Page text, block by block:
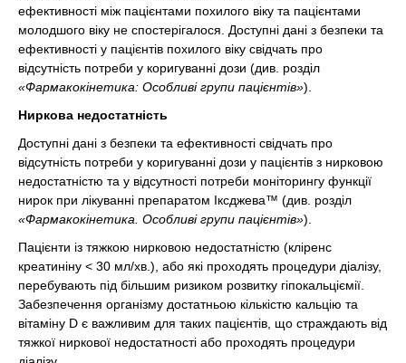
ефективності між пацієнтами похилого віку та пацієнтами
молодшого віку не спостерігалося. Доступні дані з безпеки та
ефективності у пацієнтів похилого віку свідчать про
відсутність потреби у коригуванні дози (див. розділ
«Фармакокінетика: Особливі групи пацієнтів»).
Ниркова недостатність
Доступні дані з безпеки та ефективності свідчать про
відсутність потреби у коригуванні дози у пацієнтів з нирковою
недостатністю та у відсутності потреби моніторингу функції
нирок при лікуванні препаратом Іксджева™ (див. розділ
«Фармакокінетика. Особливі групи пацієнтів»).
Пацієнти із тяжкою нирковою недостатністю (кліренс
креатиніну < 30 мл/хв.), або які проходять процедури діалізу,
перебувають під більшим ризиком розвитку гіпокальціємії.
Забезпечення організму достатньою кількістю кальцію та
вітаміну D є важливим для таких пацієнтів, що страждають від
тяжкої ниркової недостатності або проходять процедури